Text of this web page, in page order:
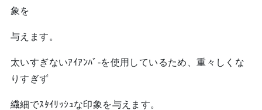
象を
与えます。
太いすぎないｱｲｱﾝﾊﾞ-を使用しているため、重々しくな
りすぎず
繊細でｽﾀｲﾘｯｼｭな印象を与えます。